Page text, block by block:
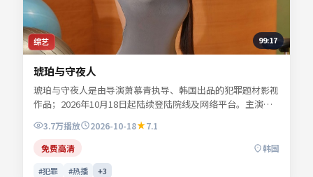
综艺 99:17
琥珀与守夜人
琥珀与守夜人是由导演萧慕青执导、韩国出品的犯罪题材影视
作品；2026年10月18日起陆续登陆院线及网络平台。主演谢
书砚、许临渊、陆见微、宋慕青等共同诠释一段充满转折的人
物命运。故事围绕都市边缘人物的抉择展开，情感真挚而不失
悬念。适合检索「犯罪电影」「韩国影片」「2026年上映」
等关键词的观众收藏。
3.7万播放 2026-10-18
7.1
免费高清
韩国
#犯罪 #热播 +3